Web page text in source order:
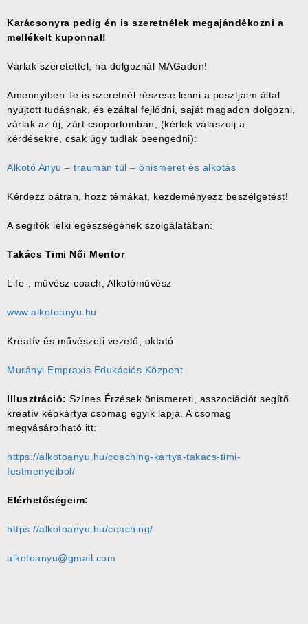
Karácsonyra pedig én is szeretnélek megajándékozni a
mellékelt kuponnal!
Várlak szeretettel, ha dolgoznál MAGadon!
Amennyiben Te is szeretnél részese lenni a posztjaim által
nyújtott tudásnak, és ezáltal fejlődni, saját magadon dolgozni,
várlak az új, zárt csoportomban, (kérlek válaszolj a
kérdésekre, csak úgy tudlak beengedni):
Alkotó Anyu – traumán túl – önismeret és alkotás
Kérdezz bátran, hozz témákat, kezdeményezz beszélgetést!
A segítők lelki egészségének szolgálatában:
Takács Timi Női Mentor
Life-, művész-coach, Alkotóművész
www.alkotoanyu.hu
Kreatív és művészeti vezető, oktató
Murányi Empraxis Edukációs Központ
Illusztráció: Színes Érzések önismereti, asszociációt segítő
kreatív képkártya csomag egyik lapja. A csomag
megvásárolható itt:
https://alkotoanyu.hu/coaching-kartya-takacs-timi-
festmenyeibol/
Elérhetőségeim:
https://alkotoanyu.hu/coaching/
alkotoanyu@gmail.com